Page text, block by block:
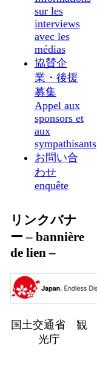
sur les
interviews
avec les
médias
協賛企
業・後援
募集
Appel aux
sponsors et
aux
sympathisants
お問い合
わせ
enquête
リンクバナ
ー – bannière
de lien –
国土交通省 観
光庁